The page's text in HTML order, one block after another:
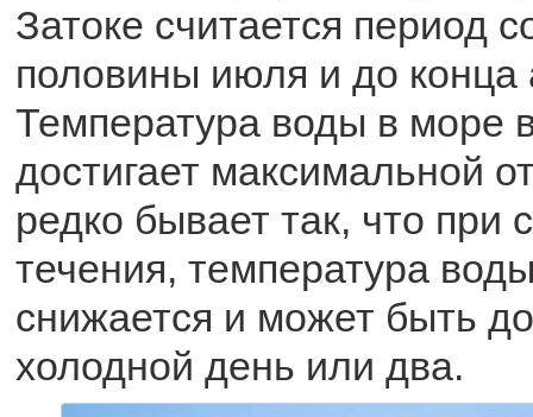
Затоке считается период
половины июля и до конца
Температура воды в море
достигает максимальной
редко бывает так, что при
течения, температура
снижается и может быть
холодной день или два.